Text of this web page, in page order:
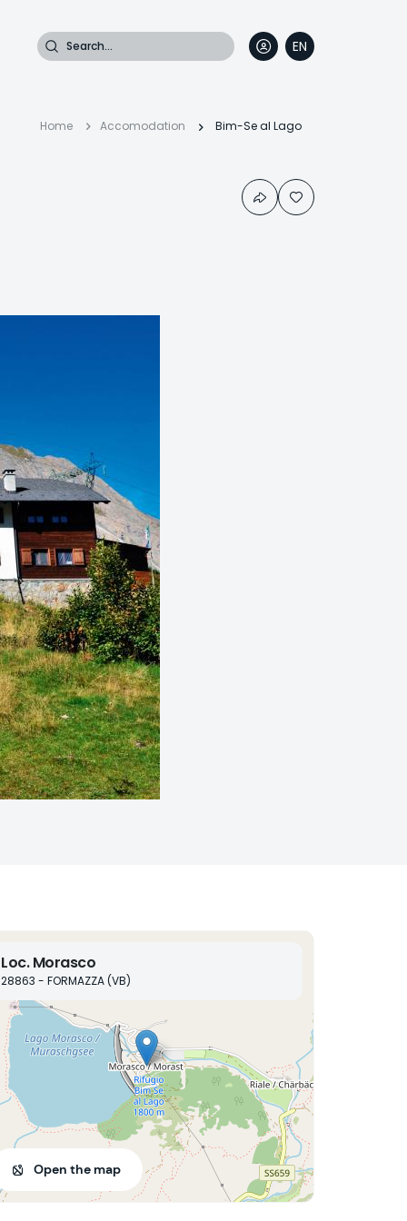
Search
EN
IT
FR
DE
Breadcrumb
Home Accomodation Bim-Se al Lago
Loc. Morasco
28863 - FORMAZZA (VB)
Open the map